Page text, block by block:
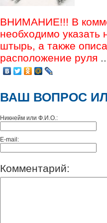
ВНИМАНИЕ!!! В
необходимо указать
штырь, а также
расположение руля
ВАШ ВОПРОС
Никнейм или Ф.И.О.:
E-mail:
Комментарий: